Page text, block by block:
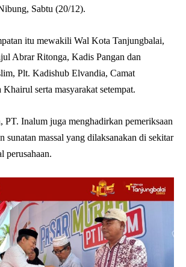
Sabtu (20/12).
itu mewakili Wal Kota Tanjungbalai,
Abrar Ritonga, Kadis Pangan dan
Plt. Kadishub Elvandia, Camat
serta masyarakat setempat.
PT. Inalum juga menghadirkan pemeriksaan
sunatan massal yang dilaksanakan di sekitar
perusahaan.